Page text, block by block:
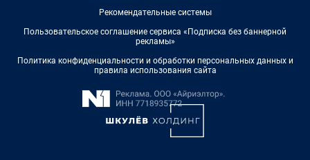
Рекомендательные системы
Пользовательское соглашение сервиса «Подписка без баннерной
рекламы»
Политика конфиденциальности и обработки персональных данных и
правила использования сайта